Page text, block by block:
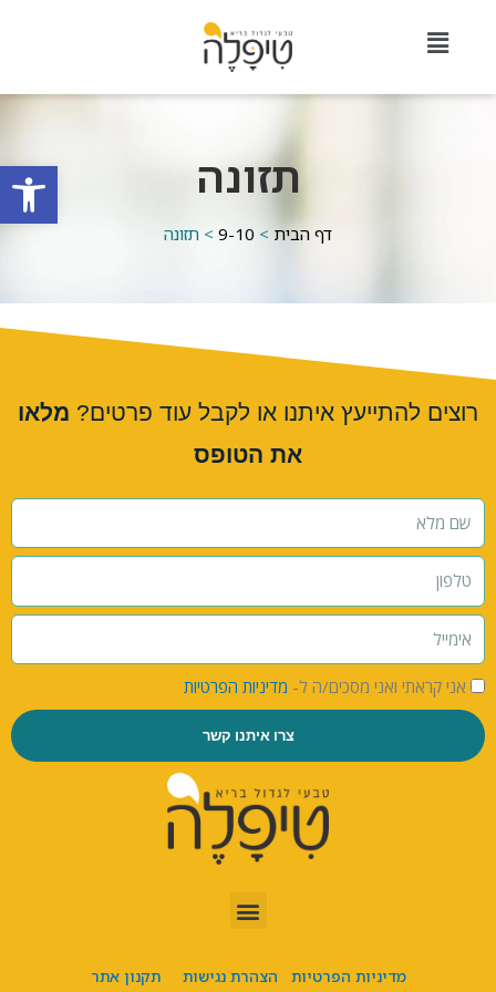
פתח תזונה
דף הבית >
9-10
> תזונה
רוצים להתייעץ איתנו או לקבל עוד פרטים? מלאו
את הטופס
אני קראתי ואני מסכים/ה ל- מדיניות הפרטיות
צרו איתנו קשר
מדיניות הפרטיות הצהרת נגישות תקנון אתר